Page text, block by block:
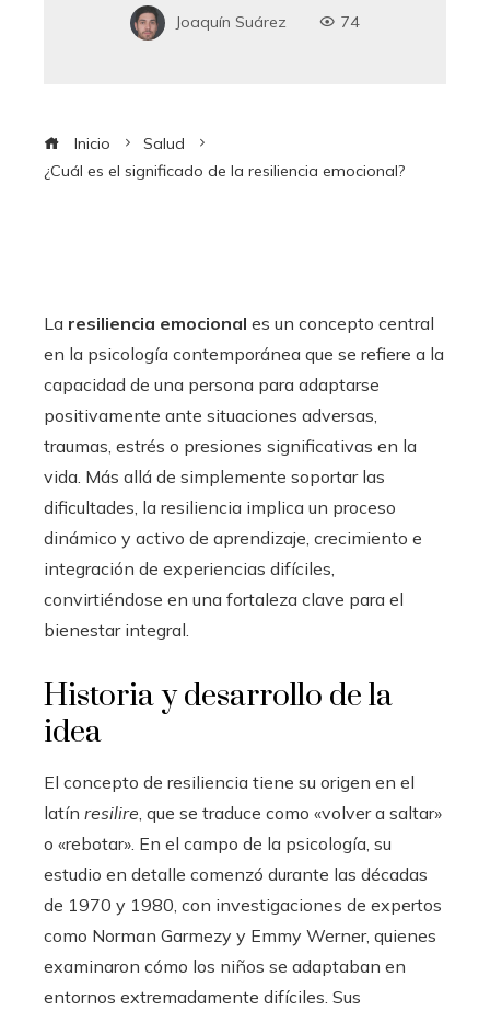
Joaquín Suárez 74
Inicio
Salud
¿Cuál es el significado de la resiliencia emocional?
La resiliencia emocional es un concepto central
en la psicología contemporánea que se refiere a la
capacidad de una persona para adaptarse
positivamente ante situaciones adversas,
traumas, estrés o presiones significativas en la
vida. Más allá de simplemente soportar las
dificultades, la resiliencia implica un proceso
dinámico y activo de aprendizaje, crecimiento e
integración de experiencias difíciles,
convirtiéndose en una fortaleza clave para el
bienestar integral.
Historia y desarrollo de la
idea
El concepto de resiliencia tiene su origen en el
latín resilire , que se traduce como «volver a saltar»
o «rebotar». En el campo de la psicología, su
estudio en detalle comenzó durante las décadas
de 1970 y 1980, con investigaciones de expertos
como Norman Garmezy y Emmy Werner, quienes
examinaron cómo los niños se adaptaban en
entornos extremadamente difíciles. Sus